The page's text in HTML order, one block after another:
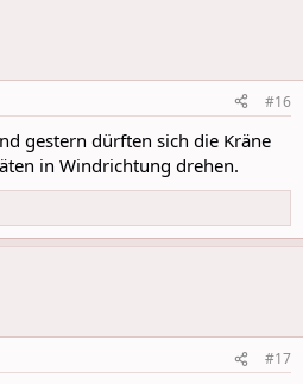
#16
gestern dürften sich die Kräne
in Windrichtung drehen.
#17